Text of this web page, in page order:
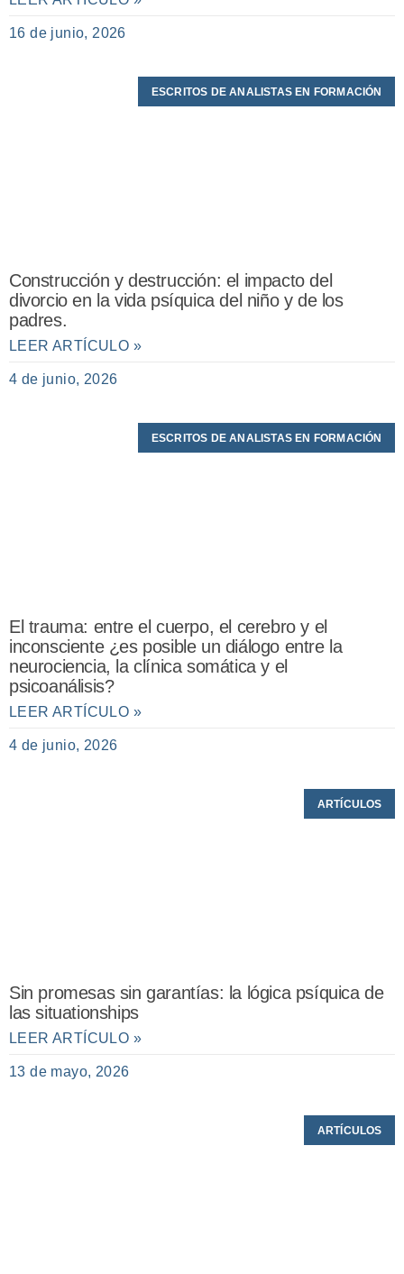
16 de junio, 2026
ESCRITOS DE ANALISTAS EN FORMACIÓN
Construcción y destrucción: el impacto del
divorcio en la vida psíquica del niño y de los
padres.
LEER ARTÍCULO »
4 de junio, 2026
ESCRITOS DE ANALISTAS EN FORMACIÓN
El trauma: entre el cuerpo, el cerebro y el
inconsciente ¿es posible un diálogo entre la
neurociencia, la clínica somática y el
psicoanálisis?
LEER ARTÍCULO »
4 de junio, 2026
ARTÍCULOS
Sin promesas sin garantías: la lógica psíquica de
las situationships
LEER ARTÍCULO »
13 de mayo, 2026
ARTÍCULOS